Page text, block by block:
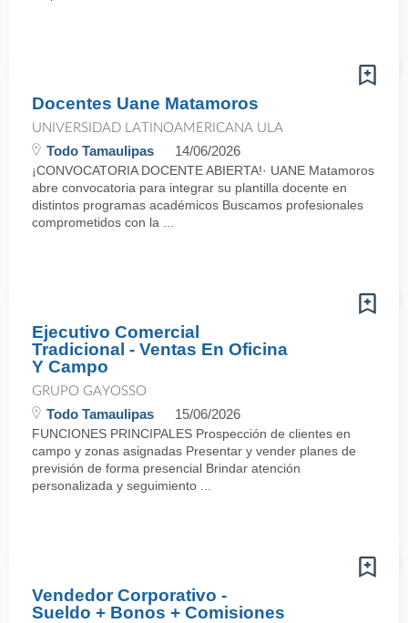
Docentes Uane Matamoros
UNIVERSIDAD LATINOAMERICANA ULA
Todo Tamaulipas 14/06/2026
¡CONVOCATORIA DOCENTE ABIERTA!· UANE Matamoros
abre convocatoria para integrar su plantilla docente en
distintos programas académicos Buscamos profesionales
comprometidos con la ...
Ejecutivo Comercial
Tradicional - Ventas En Oficina
Y Campo
GRUPO GAYOSSO
Todo Tamaulipas 15/06/2026
FUNCIONES PRINCIPALES Prospección de clientes en
campo y zonas asignadas Presentar y vender planes de
previsión de forma presencial Brindar atención
personalizada y seguimiento ...
Vendedor Corporativo -
Sueldo + Bonos + Comisiones